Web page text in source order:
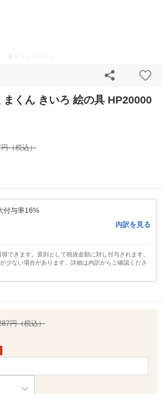
まくん きいろ 絵の具 HP20000
（税込）
付与率16%
内訳を見る
できます。原則として税抜金額に対し付与されます。
少ない場合があります。詳細は内訳からご確認くださ
円（税込）